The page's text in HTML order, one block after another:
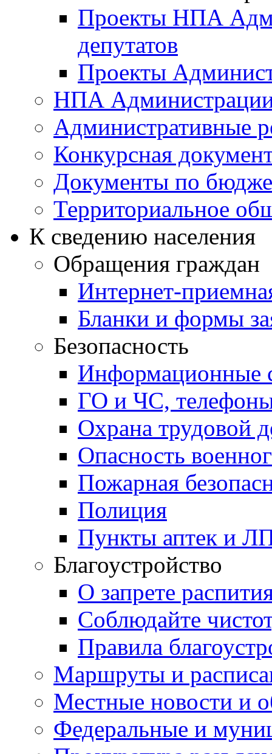
Проекты НПА
депутатов
Проекты
НПА
Административные
Конкурсная
Документы по
Территориальное
К сведению населения
Обращения граждан
Интернет-
Бланки и формы
Безопасность
Информационные
ГО и ЧС,
Охрана трудовой
Опасность
Пожарная
Полиция
Пункты аптек и
Благоустройство
О запрете
Соблюдайте
Правила
Маршруты и
Местные новости и
Федеральные и